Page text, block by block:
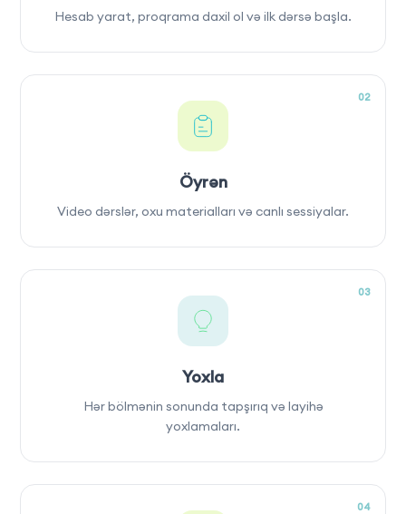
Hesab yarat, proqrama daxil ol və ilk dərsə başla.
02
Öyrən
Video dərslər, oxu materialları və canlı sessiyalar.
03
Yoxla
Hər bölmənin sonunda tapşırıq və layihə
yoxlamaları.
04